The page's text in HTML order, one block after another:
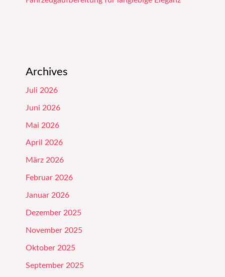
Archives
Juli 2026
Juni 2026
Mai 2026
April 2026
März 2026
Februar 2026
Januar 2026
Dezember 2025
November 2025
Oktober 2025
September 2025